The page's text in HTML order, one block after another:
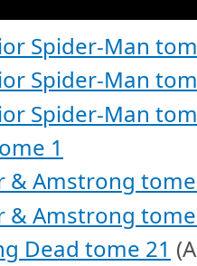
Spider-Man
Spider-Man
Spider-Man
1
& Amstrong
& Amstrong
Dead tome 21